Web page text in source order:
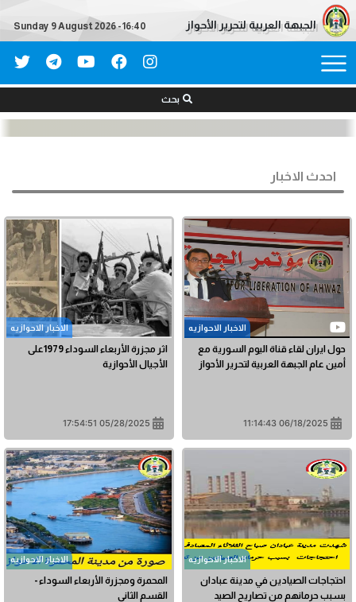
الجبهة العربية لتحرير الأحواز Sunday 9 August 2026 - 16:40
بحث
احدث الاخبار
الاخبار الاحوازیه
حول ايران لقاء قناة اليوم السورية مع
أمين عام الجبهة العربية لتحرير الأحواز
06/18/2025 11:14:43
الاخبار الاحوازیه
اثر مجزرة الأربعاء السوداء 1979على
الأجيال الأحوازية
05/28/2025 17:54:51
الاخبار الاحوازیه
احتجاجات الصيادين في مدينة عبادان
بسبب حرمانهم من تصاريح الصيد
الاخبار الاحوازیه
المحمرة ومجزرة الأربعاء السوداء -
القسم الثاني